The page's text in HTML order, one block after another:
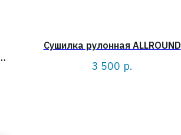
Сушилка рулонная ALLROUND
3 500 р.